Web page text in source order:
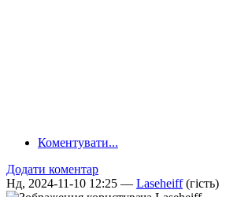
Коментувати...
Додати коментар
Нд, 2024-11-10 12:25 — Laseheiff(гість)